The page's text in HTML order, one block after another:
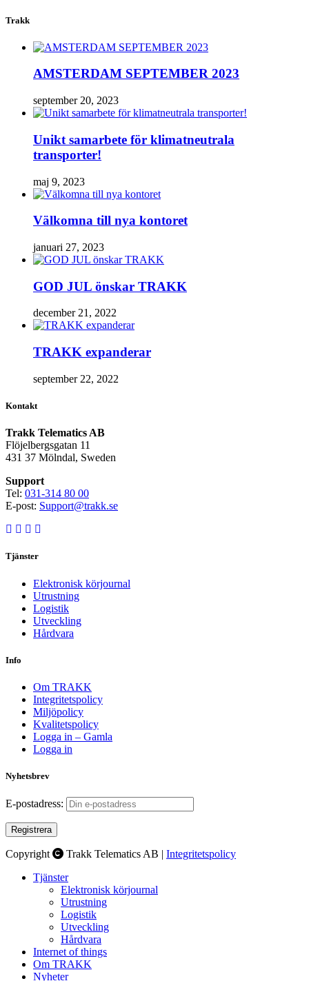
Trakk
AMSTERDAM SEPTEMBER 2023
september 20, 2023
Unikt samarbete för klimatneutrala
transporter!
maj 9, 2023
Välkomna till nya kontoret
januari 27, 2023
GOD JUL önskar TRAKK
december 21, 2022
TRAKK expanderar
september 22, 2022
Kontakt
Trakk Telematics AB
Flöjelbergsgatan 11
431 37 Mölndal, Sweden
Support
Tel: 031-314 80 00
E-post: Support@trakk.se
Tjänster
Elektronisk körjournal
Utrustning
Logistik
Utveckling
Hårdvara
Info
Om TRAKK
Integritetspolicy
Miljöpolicy
Kvalitetspolicy
Logga in – Gamla
Logga in
Nyhetsbrev
E-postadress:
Copyright Trakk Telematics AB | Integritetspolicy
Tjänster
Elektronisk körjournal
Utrustning
Logistik
Utveckling
Hårdvara
Internet of things
Om TRAKK
Nyheter